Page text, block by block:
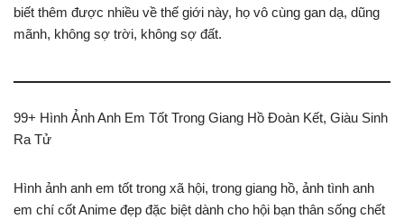
biết thêm được nhiều về thế giới này, họ vô cùng gan dạ, dũng
mãnh, không sợ trời, không sợ đất.
99+ Hình Ảnh Anh Em Tốt Trong Giang Hồ Đoàn Kết, Giàu Sinh
Ra Tử
Hình ảnh anh em tốt trong xã hội, trong giang hồ, ảnh tình anh
em chí cốt Anime đẹp đặc biệt dành cho hội bạn thân sống chết